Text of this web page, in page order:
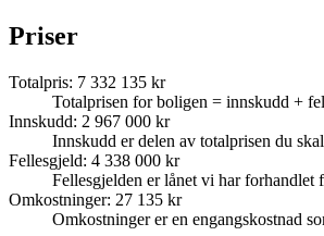
Priser
Totalpris: 7 332 135 kr
Totalprisen for boligen = innskudd +
Innskudd: 2 967 000 kr
Innskudd er delen av totalprisen du
Fellesgjeld: 4 338 000 kr
Fellesgjelden er lånet vi har
Omkostninger: 27 135 kr
Omkostninger er en engangskostnad